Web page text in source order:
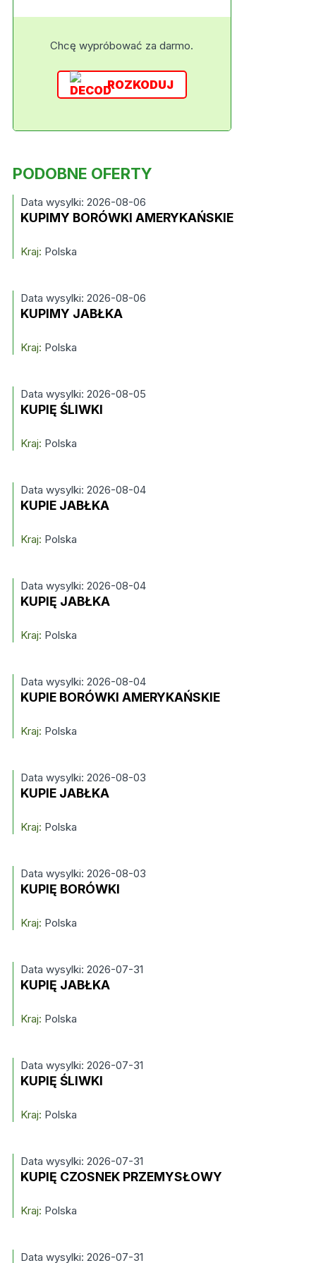
Chcę wypróbować za darmo.
ROZKODUJ
PODOBNE OFERTY
Data wysylki: 2026-08-06
KUPIMY BORÓWKI AMERYKAŃSKIE
Kraj: Polska
Data wysylki: 2026-08-06
KUPIMY JABŁKA
Kraj: Polska
Data wysylki: 2026-08-05
KUPIĘ ŚLIWKI
Kraj: Polska
Data wysylki: 2026-08-04
KUPIE JABŁKA
Kraj: Polska
Data wysylki: 2026-08-04
KUPIĘ JABŁKA
Kraj: Polska
Data wysylki: 2026-08-04
KUPIE BORÓWKI AMERYKAŃSKIE
Kraj: Polska
Data wysylki: 2026-08-03
KUPIE JABŁKA
Kraj: Polska
Data wysylki: 2026-08-03
KUPIĘ BORÓWKI
Kraj: Polska
Data wysylki: 2026-07-31
KUPIĘ JABŁKA
Kraj: Polska
Data wysylki: 2026-07-31
KUPIĘ ŚLIWKI
Kraj: Polska
Data wysylki: 2026-07-31
KUPIĘ CZOSNEK PRZEMYSŁOWY
Kraj: Polska
Data wysylki: 2026-07-31